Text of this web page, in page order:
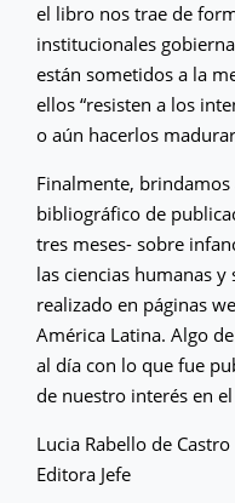
el libro nos trae de
institucionales
están sometidos a la
ellos “resisten a los
o aún hacerlos
Finalmente,
bibliográfico de
tres meses- sobre
las ciencias humanas
realizado en páginas
América Latina. Algo
al día con lo que fue
de nuestro interés en
Lucia Rabello de Castro
Editora Jefe